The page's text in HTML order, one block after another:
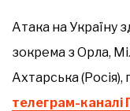
Атака на Україну
зокрема з Орла,
Ахтарська (Росія),
телеграм-каналі